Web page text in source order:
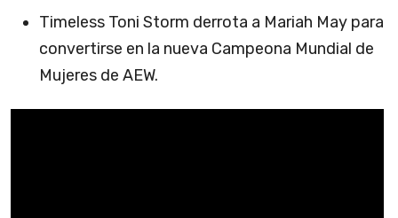
Timeless Toni Storm derrota a Mariah May para
convertirse en la nueva Campeona Mundial de
Mujeres de AEW.